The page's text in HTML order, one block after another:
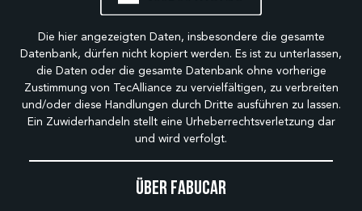
Über Fabucar
Die hier angezeigten Daten, insbesondere die gesamte
Datenbank, dürfen nicht kopiert werden. Es ist zu unterlassen,
die Daten oder die gesamte Datenbank ohne vorherige
Zustimmung von TecAlliance zu vervielfältigen, zu verbreiten
und/oder diese Handlungen durch Dritte ausführen zu lassen.
Ein Zuwiderhandeln stellt eine Urheberrechtsverletzung dar
und wird verfolgt.